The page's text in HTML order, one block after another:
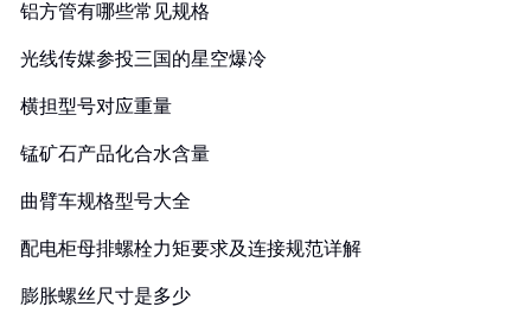
铝方管有哪些常见规格
光线传媒参投三国的星空爆冷
横担型号对应重量
锰矿石产品化合水含量
曲臂车规格型号大全
配电柜母排螺栓力矩要求及连接规范详解
膨胀螺丝尺寸是多少